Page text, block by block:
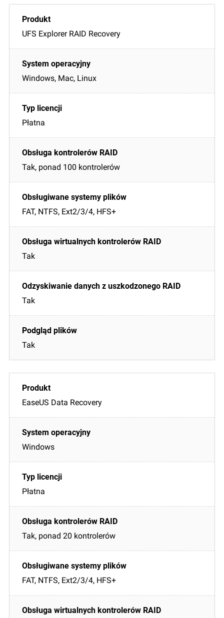
UFS Explorer RAID Recovery
Windows, Mac, Linux
Płatna
Tak, ponad 100 kontrolerów
FAT, NTFS, Ext2/3/4, HFS+
Tak
Tak
Tak
EaseUS Data Recovery
Windows
Płatna
Tak, ponad 20 kontrolerów
FAT, NTFS, Ext2/3/4, HFS+